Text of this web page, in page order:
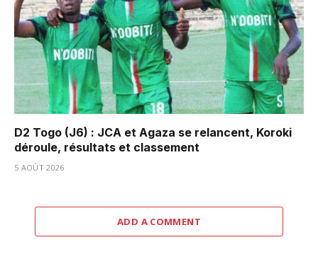
D2 Togo (J6) : JCA et Agaza se relancent, Koroki
déroule, résultats et classement
5 AOÛT 2026
ADD A COMMENT